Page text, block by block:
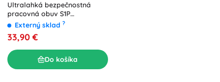
Ultralahká bezpečnostná
pracovná obuv S1P
námornícka – veľ. 45
Externý sklad ?
33,90 €
Do košíka